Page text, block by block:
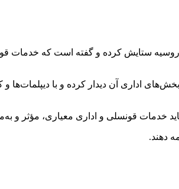
ستایش کرده و گفته است که خدمات
اداری آن دیدار کرده و با دیپلمات‌ها
خدمات قونسلی و اداری معیاری، مؤثر و
دهند.